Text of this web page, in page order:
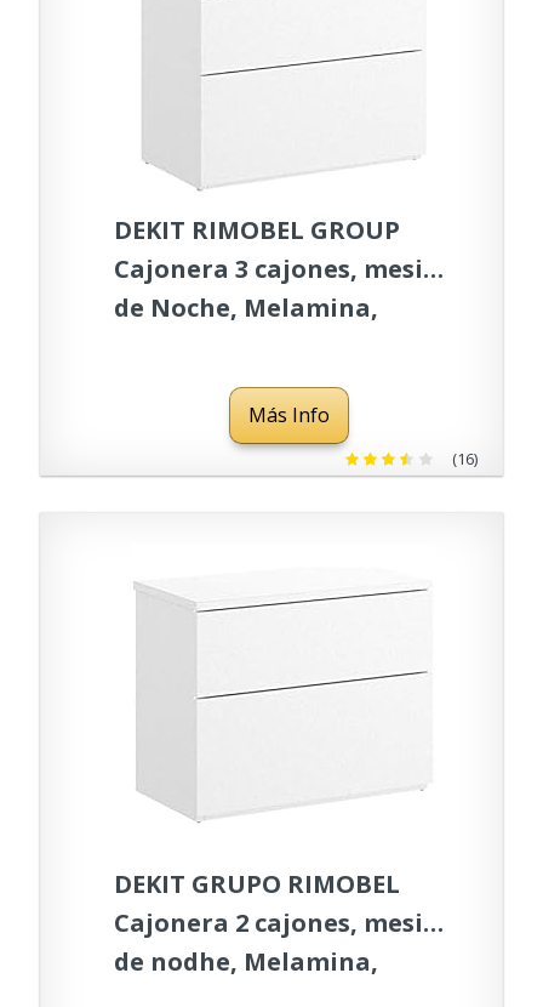
DEKIT RIMOBEL GROUP
Cajonera 3 cajones, mesita
de Noche, Melamina,
Más Info
(16)
DEKIT GRUPO RIMOBEL
Cajonera 2 cajones, mesita
de nodhe, Melamina,